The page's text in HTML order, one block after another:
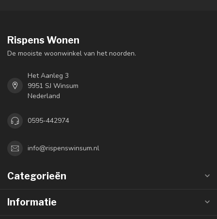
Rispens Wonen
De mooiste woonwinkel van het noorden.
Het Aanleg 3
9951 SJ Winsum
Nederland
0595-442974
info@rispenswinsum.nl
Categorieën
Informatie